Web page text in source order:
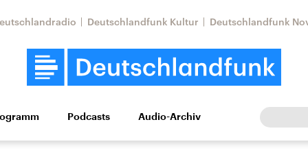
Deutschlandfunk Kultur Deutschlandfunk
Wissen Kultur Europa
Podcasts Audio-Archiv